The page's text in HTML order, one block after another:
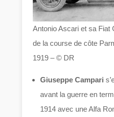
Antonio Ascari et sa Fiat
de la course de côte
1919 – © DR
Giuseppe Campari
avant la guerre en
1914 avec une Alfa